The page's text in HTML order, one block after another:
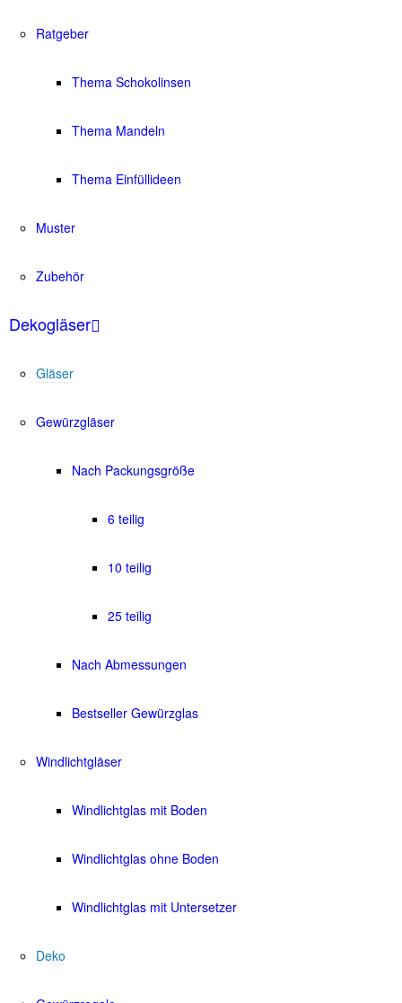
Ratgeber
Thema Schokolinsen
Thema Mandeln
Thema Einfüllideen
Muster
Zubehör
Dekogläser
Gläser
Gewürzgläser
Nach Packungsgröße
6 teilig
10 teilig
25 teilig
Nach Abmessungen
Bestseller Gewürzglas
Windlichtgläser
Windlichtglas mit Boden
Windlichtglas ohne Boden
Windlichtglas mit Untersetzer
Deko